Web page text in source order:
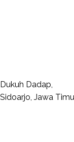
Dadap,
Jawa